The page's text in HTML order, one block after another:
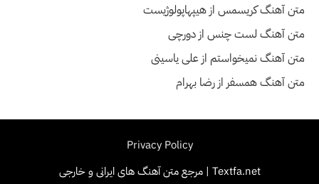
متن آهنگ کریسمس از هیپهاپولوژیست
متن آهنگ لست چنس از دورچی
متن آهنگ نمیخواستم از علی یاسینی
متن آهنگ همسفر از رضا بهرام
Privacy Policy
Textfa.net | مرجع متن آهنگ های ایرانی و خارجی